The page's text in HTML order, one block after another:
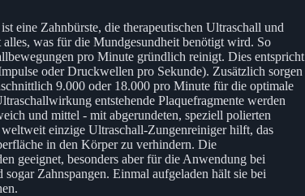
Zahnbürste, die therapeutischen Ultraschall und
was für die Mundgesundheit benötigt wird. So
pro Minute gründlich reinigt. Dies entspricht
oder Druckwellen pro Sekunde). Zusätzlich sorgen
9.000 oder 18.000 pro Minute für die optimale
entstehende Plaquefragmente werden
und mittel - mit abgerundeten, speziell polierten
einzige Ultraschall-Zungenreiniger hilft, das
in den Körper zu verhindern. Die
geeignet, besonders aber für die Anwendung bei
Zahnspangen. Einmal aufgeladen hält sie bei